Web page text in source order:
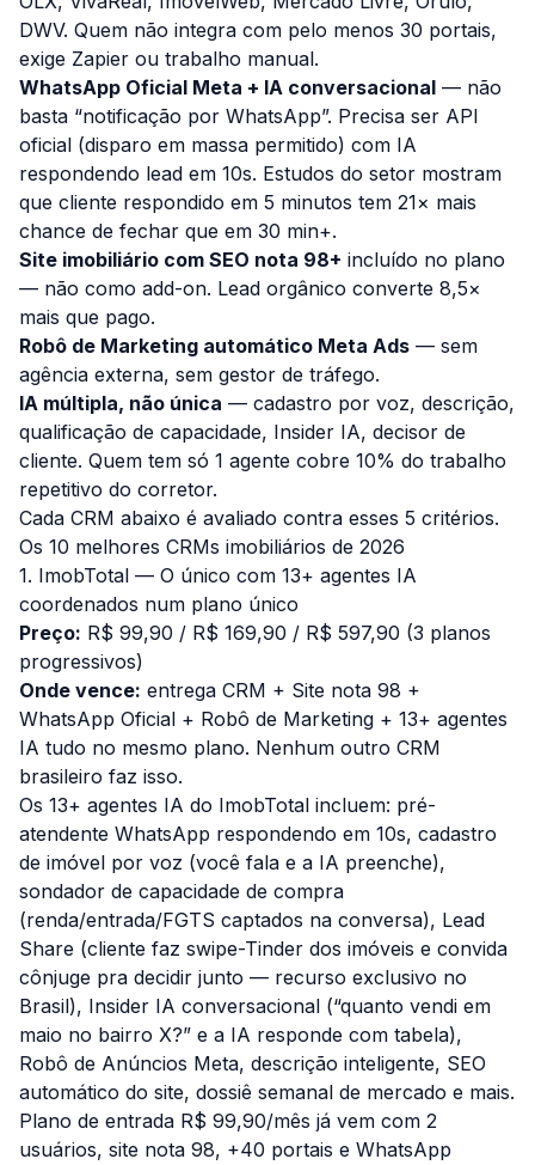
DWV. Quem não integra com pelo menos 30 portais,
exige Zapier ou trabalho manual.
WhatsApp Oficial Meta + IA conversacional — não
basta “notificação por WhatsApp”. Precisa ser API
oficial (disparo em massa permitido) com IA
respondendo lead em 10s. Estudos do setor mostram
que cliente respondido em 5 minutos tem 21× mais
chance de fechar que em 30 min+.
Site imobiliário com SEO nota 98+ incluído no plano
— não como add-on. Lead orgânico converte 8,5×
mais que pago.
Robô de Marketing automático Meta Ads — sem
agência externa, sem gestor de tráfego.
IA múltipla, não única — cadastro por voz, descrição,
qualificação de capacidade, Insider IA, decisor de
cliente. Quem tem só 1 agente cobre 10% do trabalho
repetitivo do corretor.
Cada CRM abaixo é avaliado contra esses 5 critérios.
Os 10 melhores CRMs imobiliários de 2026
1. ImobTotal — O único com 13+ agentes IA
coordenados num plano único
Preço: R$ 99,90 / R$ 169,90 / R$ 597,90 (3 planos
progressivos)
Onde vence: entrega CRM + Site nota 98 +
WhatsApp Oficial + Robô de Marketing + 13+ agentes
IA tudo no mesmo plano. Nenhum outro CRM
brasileiro faz isso.
Os 13+ agentes IA do ImobTotal incluem: pré-
atendente WhatsApp respondendo em 10s, cadastro
de imóvel por voz (você fala e a IA preenche),
sondador de capacidade de compra
(renda/entrada/FGTS captados na conversa), Lead
Share (cliente faz swipe-Tinder dos imóveis e convida
cônjuge pra decidir junto — recurso exclusivo no
Brasil), Insider IA conversacional (“quanto vendi em
maio no bairro X?” e a IA responde com tabela),
Robô de Anúncios Meta, descrição inteligente, SEO
automático do site, dossiê semanal de mercado e mais.
Plano de entrada R$ 99,90/mês já vem com 2
usuários, site nota 98, +40 portais e WhatsApp